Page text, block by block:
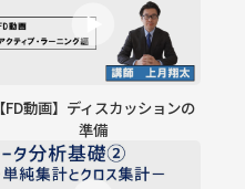
【FD動画】ディスカッションの
準備